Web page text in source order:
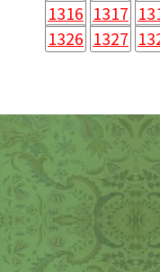
1316 1317
1326 1327